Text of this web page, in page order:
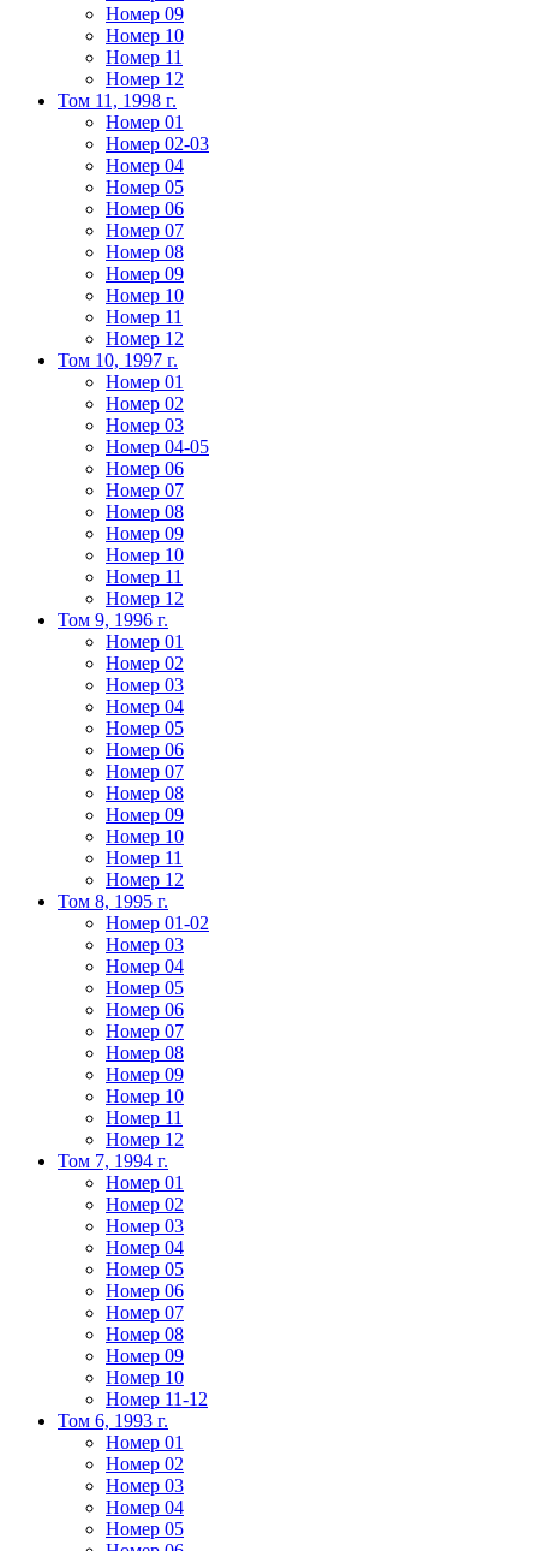
Номер 09
Номер 10
Номер 11
Номер 12
Том 11, 1998 г.
Номер 01
Номер 02-03
Номер 04
Номер 05
Номер 06
Номер 07
Номер 08
Номер 09
Номер 10
Номер 11
Номер 12
Том 10, 1997 г.
Номер 01
Номер 02
Номер 03
Номер 04-05
Номер 06
Номер 07
Номер 08
Номер 09
Номер 10
Номер 11
Номер 12
Том 9, 1996 г.
Номер 01
Номер 02
Номер 03
Номер 04
Номер 05
Номер 06
Номер 07
Номер 08
Номер 09
Номер 10
Номер 11
Номер 12
Том 8, 1995 г.
Номер 01-02
Номер 03
Номер 04
Номер 05
Номер 06
Номер 07
Номер 08
Номер 09
Номер 10
Номер 11
Номер 12
Том 7, 1994 г.
Номер 01
Номер 02
Номер 03
Номер 04
Номер 05
Номер 06
Номер 07
Номер 08
Номер 09
Номер 10
Номер 11-12
Том 6, 1993 г.
Номер 01
Номер 02
Номер 03
Номер 04
Номер 05